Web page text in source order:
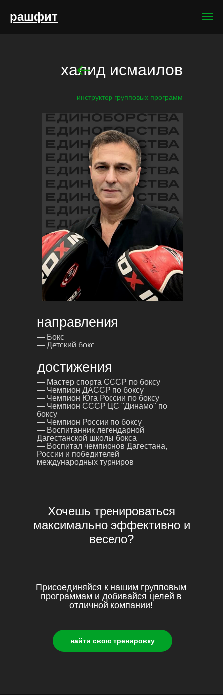
рашфит
направления
инструктор групповых программ
Хочешь тренироваться
максимально эффективно и
весело?
халид исмаилов
Присоединяйся к нашим групповым
программам и добивайся целей в
отличной компании!
— Мастер спорта СССР по боксу
— Чемпион ДАССР по боксу
— Чемпион Юга России по боксу
— Чемпион СССР ЦС "Динамо" по
боксу
— Чемпион России по боксу
— Воспитанник легендарной
Дагестанской школы бокса
— Воспитал чемпионов Дагестана,
России и победителей
международных турниров
достижения
— Бокс
— Детский бокс
найти свою тренировку